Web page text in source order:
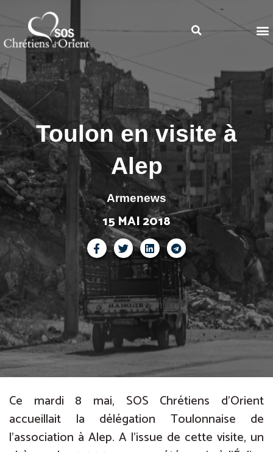
Toulon en visite à
Alep
Armenews
15 MAI 2018
Ce mardi 8 mai, SOS Chrétiens d’Orient
accueillait la délégation Toulonnaise de
l’association à Alep. A l’issue de cette visite, un